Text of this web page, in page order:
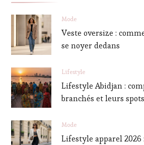
Mode
Veste oversize :
se noyer dedans
Lifestyle
Lifestyle Abidjan :
branchés et leurs spots
Mode
Lifestyle apparel 2026